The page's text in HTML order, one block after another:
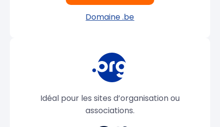
Domaine .be
Idéal pour les sites d’organisation ou
associations.